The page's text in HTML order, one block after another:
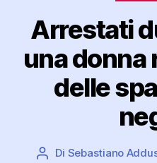
Arrestati
una donna
delle
Autore
Di Sebastiano